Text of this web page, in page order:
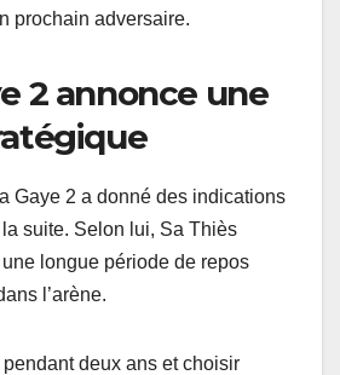
prochain adversaire.
2 annonce une
Gaye 2 a donné des indications
suite. Selon lui, Sa Thiès
longue période de repos
l’arène.
deux ans et choisir